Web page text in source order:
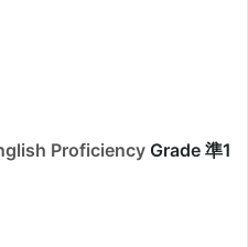
Proficiency Grade 準1